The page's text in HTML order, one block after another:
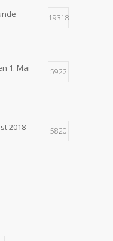
19318
1. Mai
5922
2018 5820